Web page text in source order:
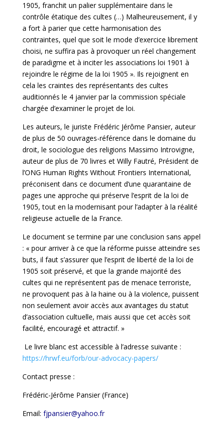
1905, franchit un palier supplémentaire dans le
contrôle étatique des cultes (…) Malheureusement, il y
a fort à parier que cette harmonisation des
contraintes, quel que soit le mode d’exercice librement
choisi, ne suffira pas à provoquer un réel changement
de paradigme et à inciter les associations loi 1901 à
rejoindre le régime de la loi 1905 ». Ils rejoignent en
cela les craintes des représentants des cultes
auditionnés le 4 janvier par la commission spéciale
chargée d’examiner le projet de loi.
Les auteurs, le juriste Frédéric Jérôme Pansier, auteur
de plus de 50 ouvrages-référence dans le domaine du
droit, le sociologue des religions Massimo Introvigne,
auteur de plus de 70 livres et Willy Fautré, Président de
l’ONG Human Rights Without Frontiers International,
préconisent dans ce document d’une quarantaine de
pages une approche qui préserve l’esprit de la loi de
1905, tout en la modernisant pour l’adapter à la réalité
religieuse actuelle de la France.
Le document se termine par une conclusion sans appel
: « pour arriver à ce que la réforme puisse atteindre ses
buts, il faut s’assurer que l’esprit de liberté de la loi de
1905 soit préservé, et que la grande majorité des
cultes qui ne représentent pas de menace terroriste,
ne provoquent pas à la haine ou à la violence, puissent
non seulement avoir accès aux avantages du statut
d’association cultuelle, mais aussi que cet accès soit
facilité, encouragé et attractif. »
Le livre blanc est accessible à l’adresse suivante :
https://hrwf.eu/forb/our-advocacy-papers/
Contact presse :
Frédéric-Jérôme Pansier (France)
Email: fjpansier@yahoo.fr